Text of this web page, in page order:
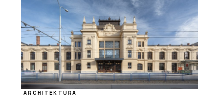
ARCHITEKTURA